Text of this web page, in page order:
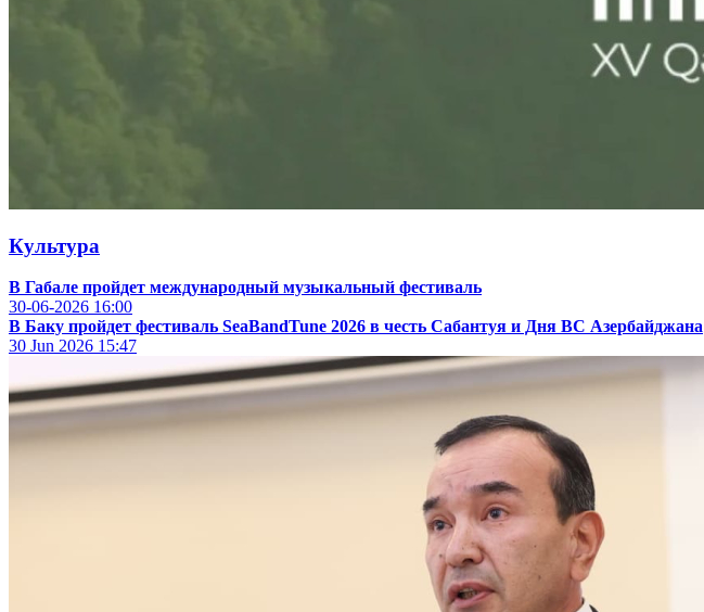
Культура
В Габале пройдет международный музыкальный фестиваль
30-06-2026 16:00
В Баку пройдет фестиваль SeaBandTune 2026 в честь Сабантуя и Дня ВС Азербайджана
30 Jun 2026 15:47